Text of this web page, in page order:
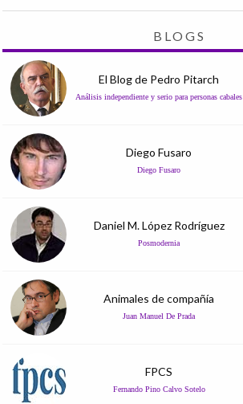
BLOGS
El Blog de Pedro Pitarch
Análisis independiente y serio para personas cabales
Diego Fusaro
Diego Fusaro
Daniel M. López Rodríguez
Posmodernia
Animales de compañía
Juan Manuel De Prada
FPCS
Fernando Pino Calvo Sotelo